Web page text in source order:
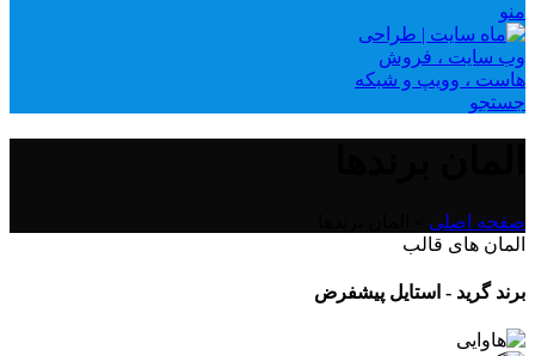
منو
جستجو
صفحه اصلی
المان های قالب
برند گرید - استایل پیشفرض